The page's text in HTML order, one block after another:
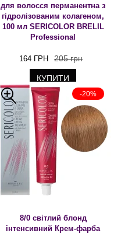
для волосся перманентна з
гідролізованим колагеном,
100 мл SERICOLOR BRELIL
Professional
164 ГРН 205 грн
КУПИТИ
-20%
8/0 світлий блонд
інтенсивний Крем-фарба